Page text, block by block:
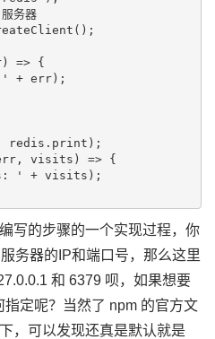
务器
=> {
+ err);
visits) => {
' + visits);
写的步骤的一个实现过程，你
务器的IP和端口号，那么这里
和 6379 呗，如果想要
定呢？当然了 npm 的官方文
，可以发现还真是默认就是